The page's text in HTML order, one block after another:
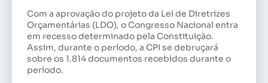
Com a aprovação do projeto da Lei de Diretrizes
Orçamentárias (LDO), o Congresso Nacional entra
em recesso determinado pela Constituição.
Assim, durante o período, a CPI se debruçará
sobre os 1.814 documentos recebidos durante o
período.